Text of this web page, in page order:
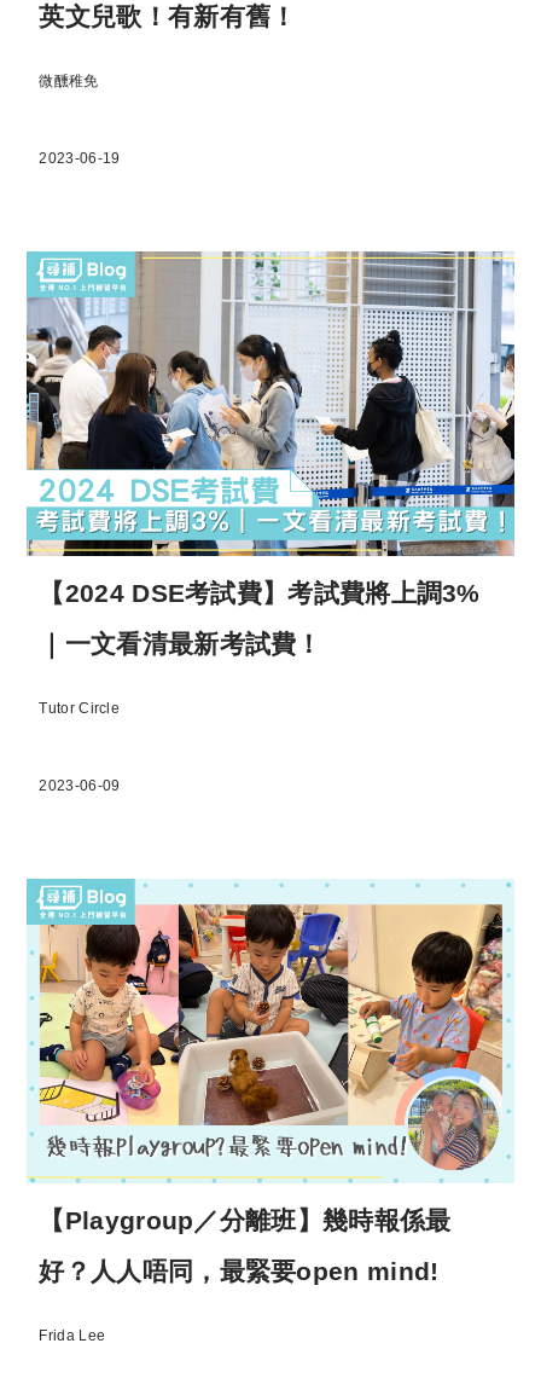
英文兒歌！有新有舊！
微醺稚免
2023-06-19
【2024 DSE考試費】考試費將上調3%
｜一文看清最新考試費！
Tutor Circle
2023-06-09
【Playgroup／分離班】幾時報係最
好？人人唔同，最緊要open mind!
Frida Lee